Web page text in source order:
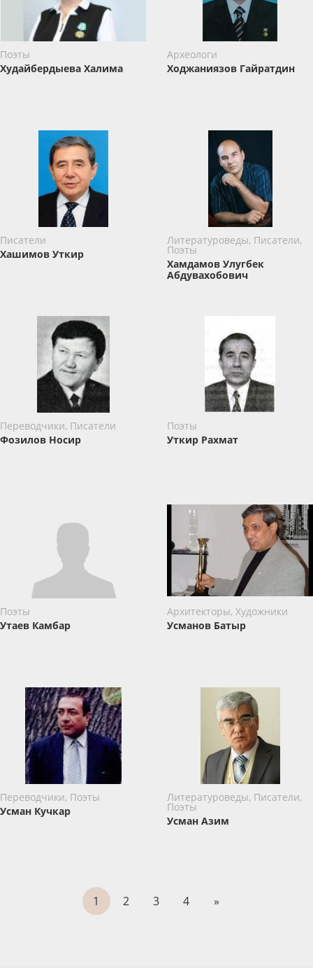
Поэты
Худайбердыева Халима
Археологи
Ходжаниязов Гайратдин
Писатели
Хашимов Уткир
Литературоведы, Писатели,
Поэты
Хамдамов Улугбек
Абдувахобович
Переводчики, Писатели
Фозилов Носир
Поэты
Уткир Рахмат
Поэты
Утаев Камбар
Архитекторы, Художники
Усманов Батыр
Переводчики, Поэты
Усман Кучкар
Литературоведы, Писатели,
Поэты
Усман Азим
1 2 3 4 »